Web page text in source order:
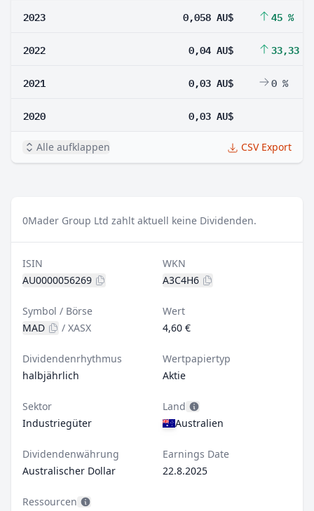
2023 0,058 AU$ 45 %
2022 0,04 AU$ 33,33 %
2021 0,03 AU$ 0 %
2020 0,03 AU$
Alle aufklappen CSV Export
0Mader Group Ltd zahlt aktuell keine Dividenden.
ISIN
AU0000056269
WKN
A3C4H6
Symbol / Börse
MAD
/ XASX
Wert
4,60 €
Dividendenrhythmus
halbjährlich
Wertpapiertyp
Aktie
Sektor
Industriegüter
Land
Australien
Dividendenwährung
Australischer Dollar
Earnings Date
22.8.2025
Ressourcen